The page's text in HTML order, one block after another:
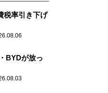
税率引き下げ
BYDが放っ